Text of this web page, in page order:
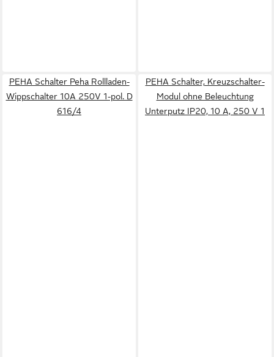
PEHA Schalter Peha Rollladen-
Wippschalter 10A 250V 1-pol. D
616/4
PEHA Schalter, Kreuzschalter-
Modul ohne Beleuchtung
Unterputz IP20, 10 A, 250 V 1